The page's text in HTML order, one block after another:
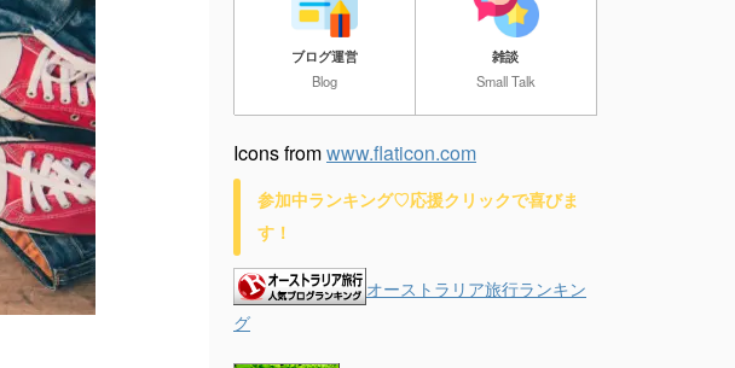
ブログ運営
Blog
雑談
Small Talk
Icons fromwww.flaticon.com
参加中ランキング♡応援クリックで喜びま
す！
オーストラリア旅行ランキン
グ